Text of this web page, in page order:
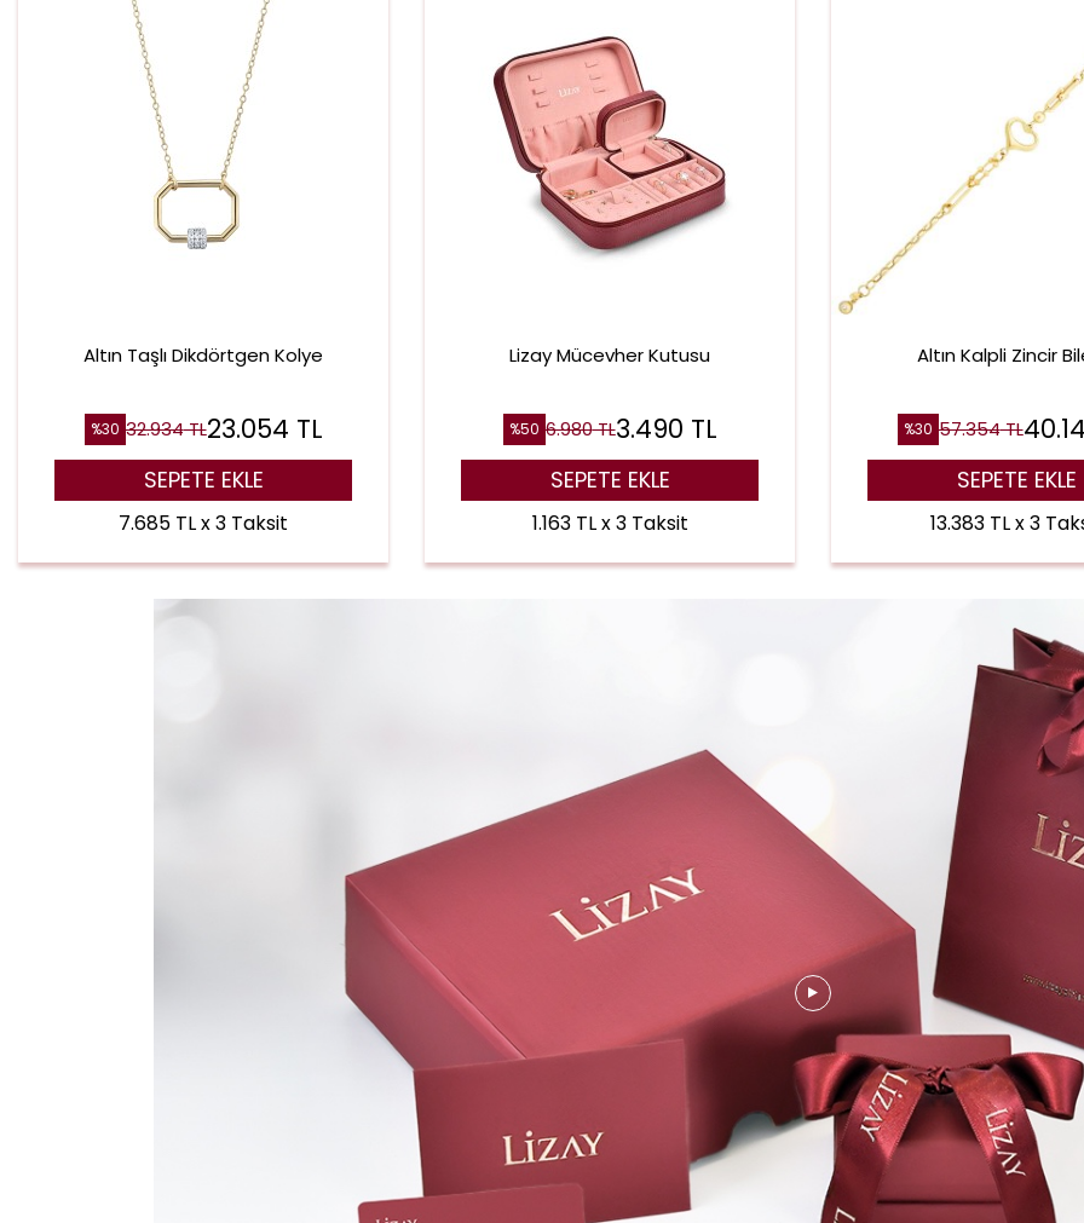
Altın Taşlı Dikdörtgen Kolye
%30 32.934TL23.054 TL
SEPETE EKLE
7.685 TL x 3 Taksit
Lizay Mücevher Kutusu
%50 6.980TL3.490 TL
SEPETE EKLE
1.163 TL x 3 Taksit
Altın Kalpli Zincir
%30 57.354TL
SEPETE EKLE
13.383 TL x 3